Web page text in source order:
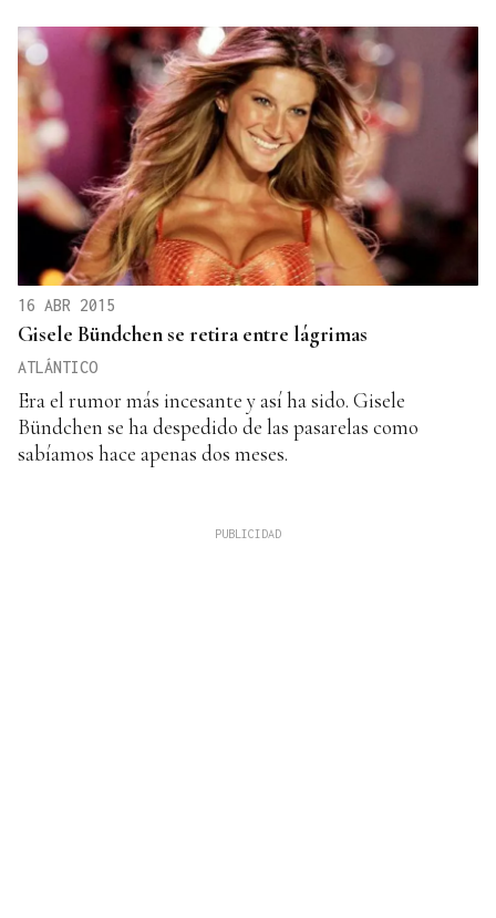
16 ABR 2015
Gisele Bündchen se retira entre lágrimas
ATLÁNTICO
Era el rumor más incesante y así ha sido. Gisele
Bündchen se ha despedido de las pasarelas como
sabíamos hace apenas dos meses.